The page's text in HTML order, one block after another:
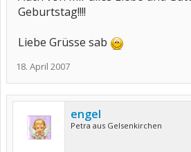
Geburtstag!!!!
Liebe Grüsse sab
18. April 2007
engel
Petra aus Gelsenkirchen